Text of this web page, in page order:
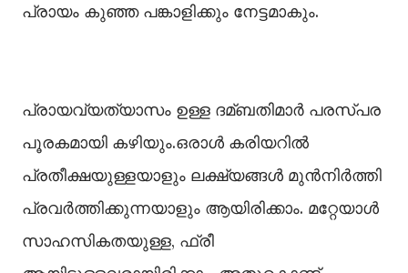
പ്രായം കുഞ്ഞ പങ്കാളിക്കും നേട്ടമാകും.
പ്രായവ്യത്യാസം ഉള്ള ദമ്ബതിമാര്‍ പരസ്പര
പൂരകമായി കഴിയും.ഒരാള്‍ കരിയറില്‍
പ്രതീക്ഷയുള്ളയാളും ലക്ഷ്യങ്ങള്‍ മുന്‍നിര്‍ത്തി
പ്രവര്‍ത്തിക്കുന്നയാളും ആയിരിക്കാം. മറ്റേയാള്‍
സാഹസികതയുള്ള, ഫ്രീ